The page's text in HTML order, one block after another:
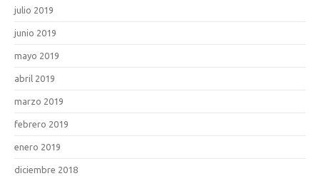
julio 2019
junio 2019
mayo 2019
abril 2019
marzo 2019
febrero 2019
enero 2019
diciembre 2018